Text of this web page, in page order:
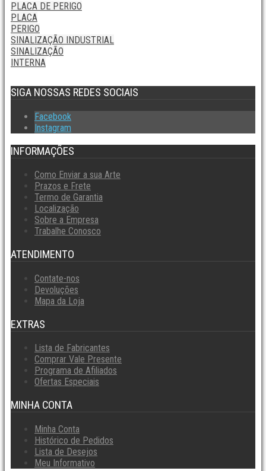
PLACA DE PERIGO
PLACA
PERIGO
SINALIZAÇÃO INDUSTRIAL
SINALIZAÇÃO
INTERNA
SIGA NOSSAS REDES SOCIAIS
Facebook
Instagram
INFORMAÇÕES
Como Enviar a sua Arte
Prazos e Frete
Termo de Garantia
Localização
Sobre a Empresa
Trabalhe Conosco
ATENDIMENTO
Contate-nos
Devoluções
Mapa da Loja
EXTRAS
Lista de Fabricantes
Comprar Vale Presente
Programa de Afiliados
Ofertas Especiais
MINHA CONTA
Minha Conta
Histórico de Pedidos
Lista de Desejos
Meu Informativo